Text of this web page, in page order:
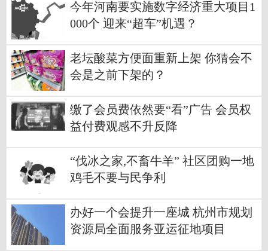
今年河南要实施数字经济重大项目1
000个 迎来“超车”机遇？
老坛酸菜方便面重新上架 你猜会不
会是之前下架的？
缴了会员费依然要“看”广告 会员权
益付费观感不升反降
“伐冰之家,不畜牛羊” 社区团购一地
鸡毛不要与民争利
办好一个会提升一座城 杭州市规划
资源局全面服务亚运征地项目